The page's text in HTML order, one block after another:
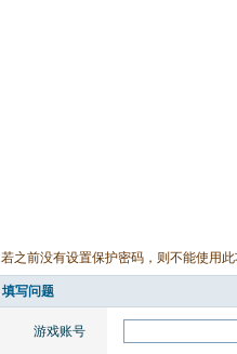
若之前没有设置保护密码，则不能使用
填写问题
游戏账号